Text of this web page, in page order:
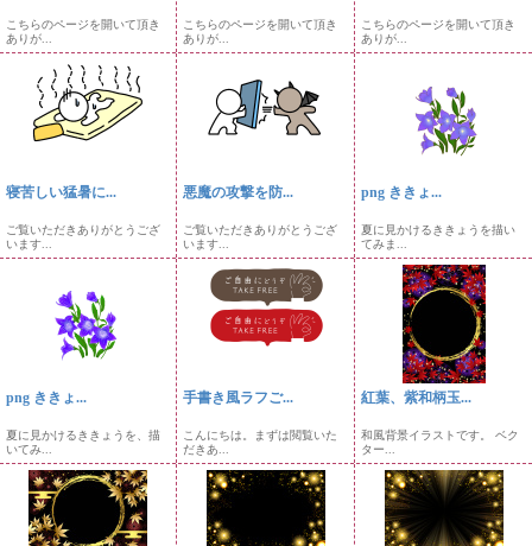
こちらのページを開いて頂き
ありが...
こちらのページを開いて頂き
ありが...
こちらのページを開いて頂き
ありが...
寝苦しい猛暑に...
ご覧いただきありがとうござ
います...
悪魔の攻撃を防...
ご覧いただきありがとうござ
います...
png ききょ...
夏に見かけるききょうを描い
てみま...
png ききょ...
夏に見かけるききょうを、描
いてみ...
手書き風ラフご...
こんにちは。まずは閲覧いた
だきあ...
紅葉、紫和柄玉...
和風背景イラストです。 ベク
ター...